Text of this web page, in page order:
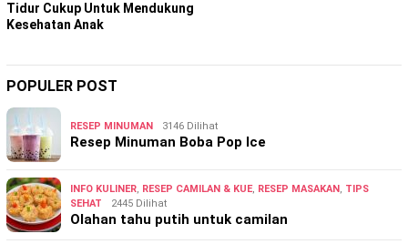
Tidur Cukup Untuk Mendukung
Kesehatan Anak
POPULER POST
RESEP MINUMAN 3146 Dilihat
Resep Minuman Boba Pop Ice
INFO KULINER, RESEP CAMILAN & KUE, RESEP MASAKAN , TIPS
SEHAT
2445 Dilihat
Olahan tahu putih untuk camilan